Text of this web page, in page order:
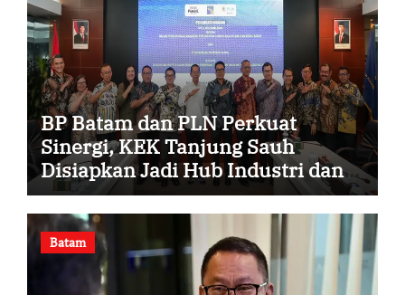
BP Batam dan PLN Perkuat
Sinergi, KEK Tanjung Sauh
Disiapkan Jadi Hub Industri dan
Energi Baru
Batam